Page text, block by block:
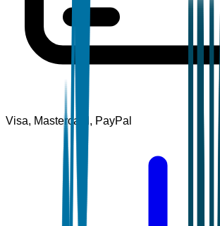
Visa, Mastercard, PayPal